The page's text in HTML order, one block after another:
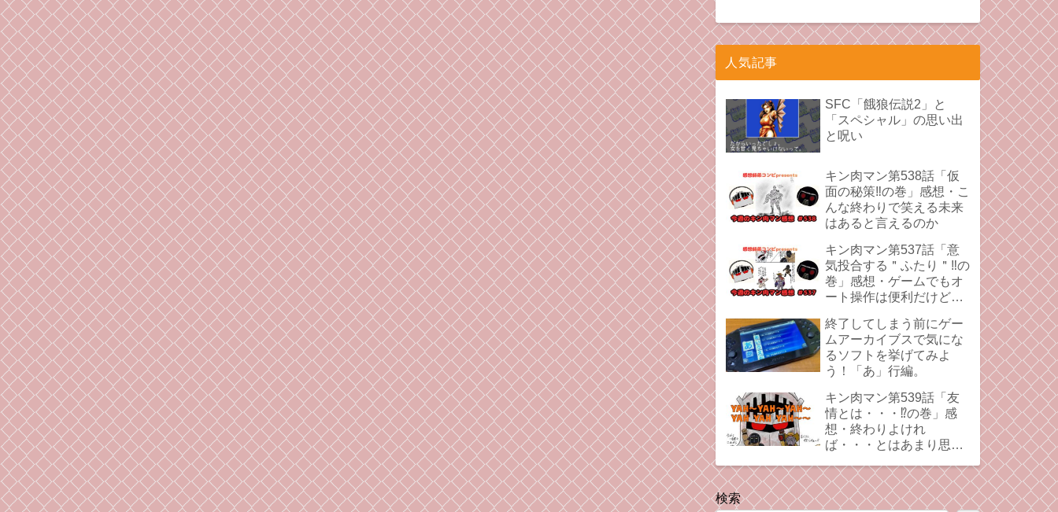
人気記事
SFC「餓狼伝説2」と
「スペシャル」の思い出
と呪い
キン肉マン第538話「仮
面の秘策‼︎の巻」感想・こ
んな終わりで笑える未来
はあると言えるのか
キン肉マン第537話「意
気投合する＂ふたり＂‼︎の
巻」感想・ゲームでもオ
ート操作は便利だけど、
ことあるよね。
終了してしまう前にゲー
ムアーカイブスで気にな
るソフトを挙げてみよ
う！「あ」行編。
キン肉マン第539話「友
情とは・・・⁉︎の巻」感
想・終わりよけれ
ば・・・とはあまり思え
検索